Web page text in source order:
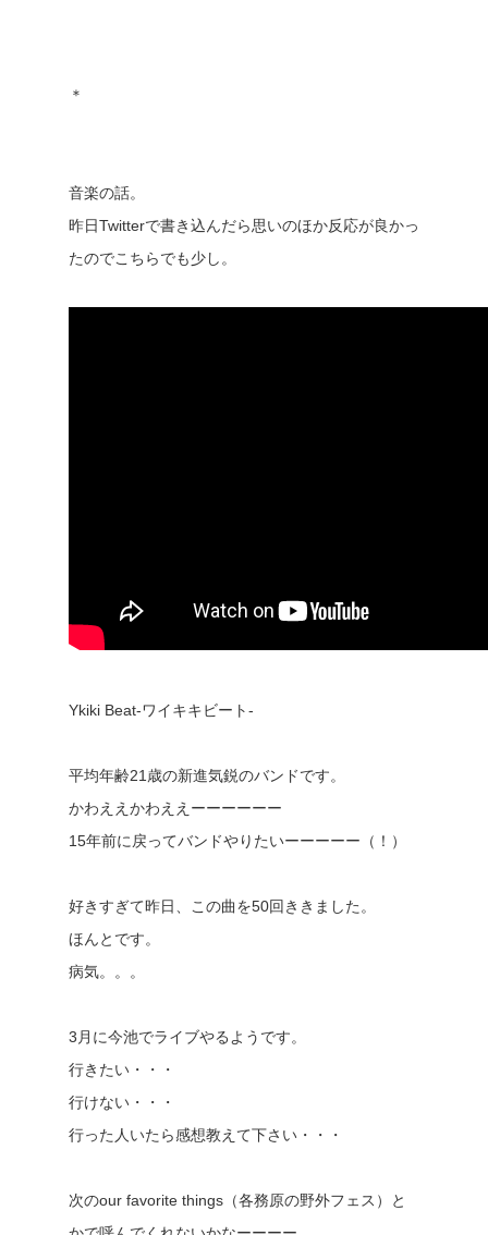
＊
音楽の話。
昨日Twitterで書き込んだら思いのほか反応が良かっ
たのでこちらでも少し。
Ykiki Beat-ワイキキビート-
平均年齢21歳の新進気鋭のバンドです。
かわええかわええーーーーーー
15年前に戻ってバンドやりたいーーーーー（！）
好きすぎて昨日、この曲を50回ききました。
ほんとです。
病気。。。
3月に今池でライブやるようです。
行きたい・・・
行けない・・・
行った人いたら感想教えて下さい・・・
次のour favorite things（各務原の野外フェス）と